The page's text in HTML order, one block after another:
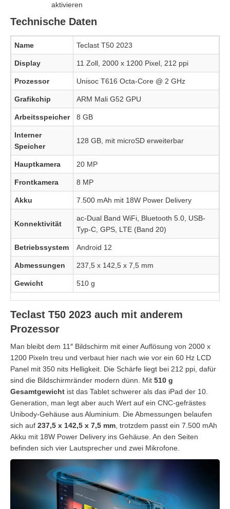
aktivieren
Technische Daten
Name Teclast T50 2023
Display 11 Zoll, 2000 x 1200 Pixel, 212 ppi
Prozessor Unisoc T616 Octa-Core @ 2 GHz
Grafikchip ARM Mali G52 GPU
Arbeitsspeicher 8 GB
Interner
Speicher
128 GB, mit microSD erweiterbar
Hauptkamera 20 MP
Frontkamera 8 MP
Akku 7.500 mAh mit 18W Power Delivery
Konnektivität
ac-Dual Band WiFi, Bluetooth 5.0, USB-
Typ-C, GPS, LTE (Band 20)
Betriebssystem Android 12
Abmessungen 237,5 x 142,5 x 7,5 mm
Gewicht 510 g
Teclast T50 2023 auch mit anderem
Prozessor
Man bleibt dem 11″ Bildschirm mit einer Auflösung von 2000 x
1200 Pixeln treu und verbaut hier nach wie vor ein 60 Hz LCD
Panel mit 350 nits Helligkeit. Die Schärfe liegt bei 212 ppi, dafür
sind die Bildschirmränder modern dünn. Mit 510 g
Gesamtgewicht ist das Tablet schwerer als das iPad der 10.
Generation, man legt aber auch Wert auf ein CNC-gefrästes
Unibody-Gehäuse aus Aluminium. Die Abmessungen belaufen
sich auf 237,5 x 142,5 x 7,5 mm, trotzdem passt ein 7.500 mAh
Akku mit 18W Power Delivery ins Gehäuse. An den Seiten
befinden sich vier Lautsprecher und zwei Mikrofone.